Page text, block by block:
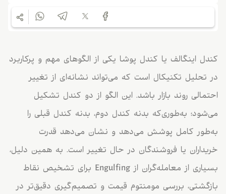
کندل اینگالف یا کندل پوشا یکی از الگوهای مهم و پرکاربرد
در تحلیل تکنیکال است که می‌تواند نشانه‌ای از تغییر
احتمالی روند بازار باشد. این الگو از دو کندل تشکیل
می‌شود؛ به‌طوری‌که بدنه کندل دوم، بدنه کندل قبلی را
به‌طور کامل پوشش می‌دهد و نشان می‌دهد قدرت
خریداران یا فروشندگان در حال تغییر است. به همین دلیل،
بسیاری از معامله‌گران از Engulfing برای تشخیص نقاط
بازگشتی، بررسی مومنتوم قیمت و تصمیم‌گیری دقیق‌تر در